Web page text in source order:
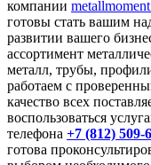
компании
готовы стать вашим
развитии вашего
ассортимент
металл, трубы,
работаем с
качество всех
воспользоваться
телефона +7 (812) 509-
готова